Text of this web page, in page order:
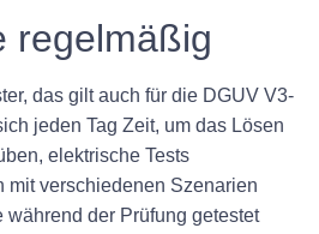
regelmäßig
das gilt auch für die DGUV V3-
jeden Tag Zeit, um das Lösen
elektrische Tests
mit verschiedenen Szenarien
während der Prüfung getestet